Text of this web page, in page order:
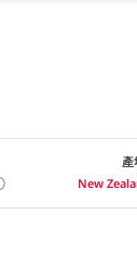
產
New